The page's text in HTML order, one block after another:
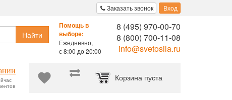
Заказать звонок Вход
Помощь в
выборе:
Ежедневно,
с 8:00 до 20:00
8 (495) 970-00-70
8 (800) 700-11-08
info@svetosila.ru
Найти
Корзина пуста